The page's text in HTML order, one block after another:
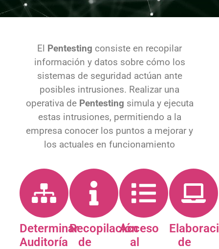
ElPentestingconsiste en recopilar
sistemas de seguridad actúan ante
posibles intrusiones. Realizar una
operativa de
Pentesting
simula y ejecuta
estas intrusiones, permitiendo a la
empresa conocer los puntos a mejorar y
los actuales en funcionamiento
Determinar
Auditoría
Fase
para
Recopilación
de
información
Obtener
Acceso
sistema
planificado
de
informes
Valorar